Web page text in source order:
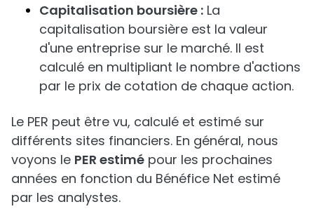
Capitalisation boursière : La
capitalisation boursière est la valeur
d'une entreprise sur le marché. Il est
calculé en multipliant le nombre d'actions
par le prix de cotation de chaque action.
Le PER peut être vu, calculé et estimé sur
différents sites financiers. En général, nous
voyons le PER estimé pour les prochaines
années en fonction du Bénéfice Net estimé
par les analystes.